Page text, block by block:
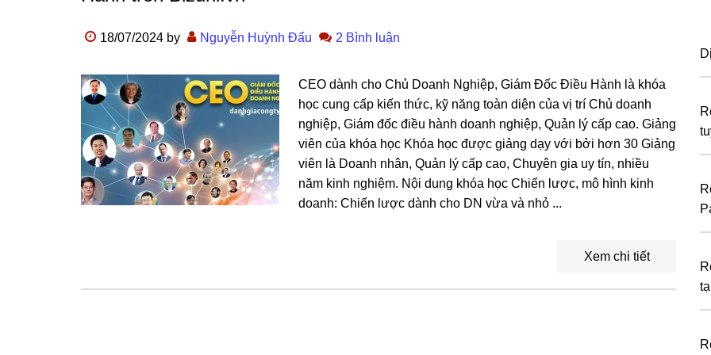
18/07/2024 by Nguyễn Huỳnh Đấu 2 Bình luận
CEO dành cho Chủ Doanh Nghiệp, Giám Đốc Điều Hành là khóa
học cung cấp kiến thức, kỹ năng toàn diện của vị trí Chủ doanh
nghiệp, Giám đốc điều hành doanh nghiệp, Quản lý cấp cao. Giảng
viên của khóa học Khóa học được giảng dạy với bởi hơn 30 Giảng
viên là Doanh nhân, Quản lý cấp cao, Chuyên gia uy tín, nhiều
năm kinh nghiệm. Nội dung khóa học Chiến lược, mô hình kinh
doanh: Chiến lược dành cho DN vừa và nhỏ ...
Xem chi tiết